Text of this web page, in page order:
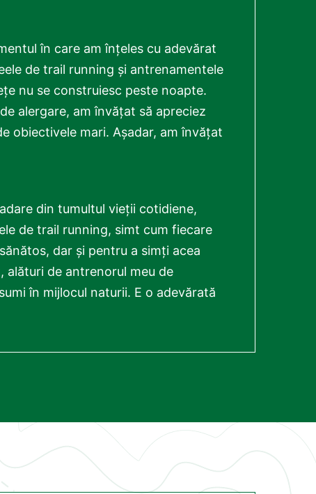
în care am înțeles cu adevărat
de trail running și antrenamentele
nu se construiesc peste noapte.
alergare, am învățat să apreciez
obiectivele mari. Așadar, am învățat
din tumultul vieții cotidiene,
de trail running, simt cum fiecare
dar și pentru a simți acea
de antrenorul meu de
în mijlocul naturii. E o adevărată